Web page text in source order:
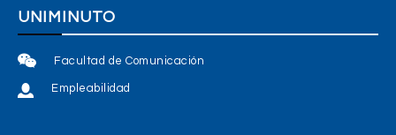
UNIMINUTO
Facultad de Comunicación
Empleabilidad